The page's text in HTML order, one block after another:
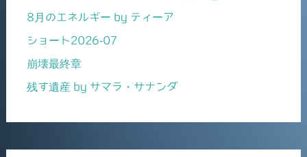
8月のエネルギー by ティーア
ショート2026-07
崩壊最終章
残す遺産 by サマラ・サナンダ